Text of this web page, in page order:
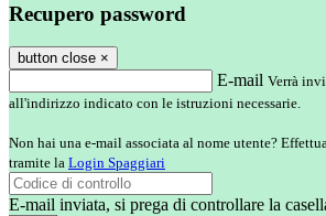
Recupero password
button close ×
E-mail Verrà
all'indirizzo indicato con le istruzioni necessarie.
Non hai una e-mail associata al nome utente?
tramite la Login Spaggiari
E-mail inviata, si prega di controllare la